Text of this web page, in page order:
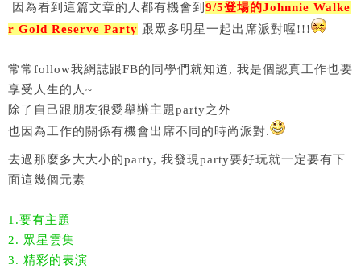
因為看到這篇文章的人都有機會到 9/5登場的Johnnie Walke
r Gold Reserve Party 跟眾多明星一起出席派對喔!!!
常常follow我網誌跟FB的同學們就知道, 我是個認真工作也要
享受人生的人~
除了自己跟朋友很愛舉辦主題party之外
也因為工作的關係有機會出席不同的時尚派對.
去過那麼多大大小的party, 我發現party要好玩就一定要有下
面這幾個元素
1.要有主題
2. 眾星雲集
3. 精彩的表演